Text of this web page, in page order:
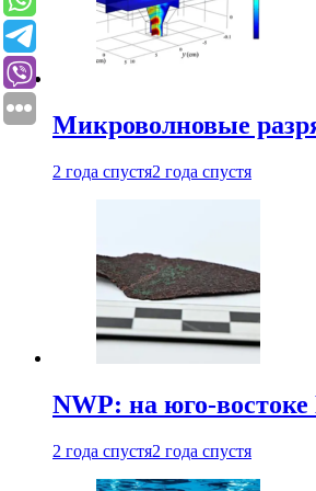
Микроволновые
2 года спустя2 года спустя
NWP: на юго-
2 года спустя2 года спустя